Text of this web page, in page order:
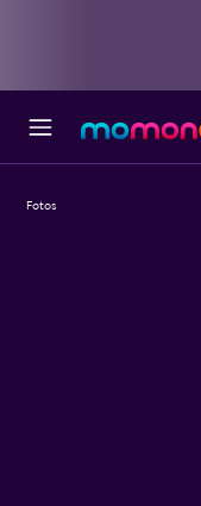
Fotos